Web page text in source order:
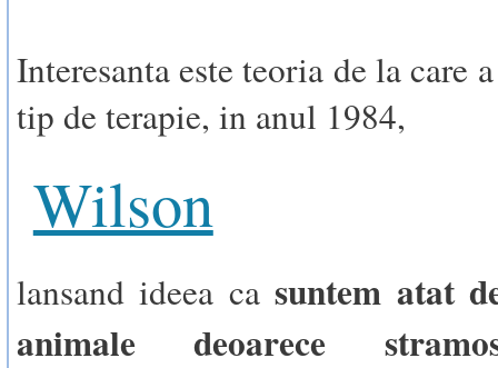
Interesanta este teoria de la care
tip de terapie, in anul 1984,
Wilson
lansand ideea casuntem atat
animale deoarece